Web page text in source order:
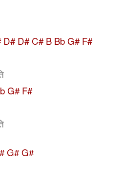
D# C# B Bb G# F#
G# F#
G# G#